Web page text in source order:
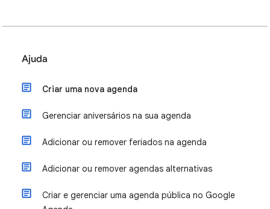
Ajuda
Criar uma nova agenda
Gerenciar aniversários na sua agenda
Adicionar ou remover feriados na agenda
Adicionar ou remover agendas alternativas
Criar e gerenciar uma agenda pública no Google